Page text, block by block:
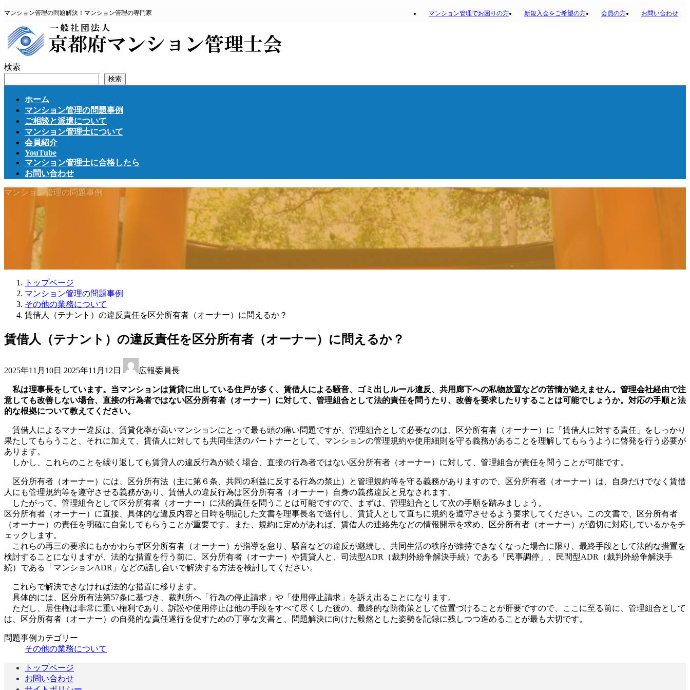
ン
ン
ツ
ス
ビ
ー
シ
ン
マンション管理の問題解決！マンション管理の専門家 マンション管理でお困りの方 新規入会をご希望の方 会員の方 お問い合わせ
検索
検索
ホーム
マンション管理の問題事例
ご相談と派遣について
マンション管理士について
会員紹介
YouTube
マンション管理士に合格したら
お問い合わせ
マンション管理の問題事例
トップページ
マンション管理の問題事例
その他の業務について
賃借人（テナント）の違反責任を区分所有者（オーナー）に問えるか？
賃借人（テナント）の違反責任を区分所有者（オーナー）に問えるか？
2025年11月10日 終
新
日
時
:
2025年11月12日 広報委員長
私は理事長をしています。当マンションは賃貸に出している住戸が多く、賃借人による騒音、ゴミ出しルール違反、共用廊下への私物放置などの苦情が絶えません。管理会社経由で注
意しても改善しない場合、直接の行為者ではない区分所有者（オーナー）に対して、管理組合として法的責任を問うたり、改善を要求したりすることは可能でしょうか。対応の手順と法
的な根拠について教えてください。
賃借人によるマナー違反は、賃貸化率が高いマンションにとって最も頭の痛い問題ですが、管理組合として必要なのは、区分所有者（オーナー）に「賃借人に対する責任」をしっかり
果たしてもらうこと、それに加えて、賃借人に対しても共同生活のパートナーとして、マンションの管理規約や使用細則を守る義務があることを理解してもらうように啓発を行う必要が
あります。
しかし、これらのことを繰り返しても賃貸人の違反行為が続く場合、直接の行為者ではない区分所有者（オーナー）に対して、管理組合が責任を問うことが可能です。
区分所有者（オーナー）には、区分所有法（主に第６条、共同の利益に反する行為の禁止）と管理規約等を守る義務がありますので、区分所有者（オーナー）は、自身だけでなく賃借
人にも管理規約等を遵守させる義務があり、賃借人の違反行為は区分所有者（オーナー）自身の義務違反と見なされます。
したがって、管理組合として区分所有者（オーナー）に法的責任を問うことは可能ですので、まずは、管理組合として次の手順を踏みましょう。
区分所有者（オーナー）に直接、具体的な違反内容と日時を明記した文書を理事長名で送付し、賃貸人として直ちに規約を遵守させるよう要求してください。この文書で、区分所有者
（オーナー）の責任を明確に自覚してもらうことが重要です。また、規約に定めがあれば、賃借人の連絡先などの情報開示を求め、区分所有者（オーナー）が適切に対応しているかをチ
ェックします。
これらの再三の要求にもかかわらず区分所有者（オーナー）が指導を怠り、騒音などの違反が継続し、共同生活の秩序が維持できなくなった場合に限り、最終手段として法的な措置を
検討することになりますが、法的な措置を行う前に、区分所有者（オーナー）や賃貸人と、司法型ADR（裁判外紛争解決手続）である「民事調停」、民間型ADR（裁判外紛争解決手
続）である「マンションADR」などの話し合いで解決する方法を検討してください。
これらで解決できなければ法的な措置に移ります。
具体的には、区分所有法第57条に基づき、裁判所へ「行為の停止請求」や「使用停止請求」を訴え出ることになります。
ただし、居住権は非常に重い権利であり、訴訟や使用停止は他の手段をすべて尽くした後の、最終的な防衛策として位置づけることが肝要ですので、ここに至る前に、管理組合として
は、区分所有者（オーナー）の自発的な責任遂行を促すための丁寧な文書と、問題解決に向けた毅然とした姿勢を記録に残しつつ進めることが最も大切です。
問題事例カテゴリー
その他の業務について
トップページ
お問い合わせ